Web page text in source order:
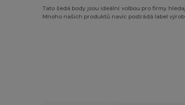
Tato šedá body jsou ideální volbou pro firmy
Mnoho našich produktů navíc postrádá label